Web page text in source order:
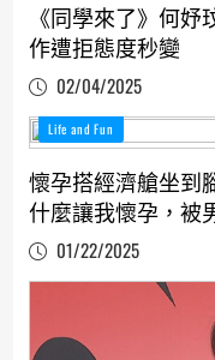
《同學來了》何
作遭拒態度秒變
02/04/2025
Life and Fun
懷孕搭經濟艙坐到
什麼讓我懷孕，被
喊冤01/22/2025